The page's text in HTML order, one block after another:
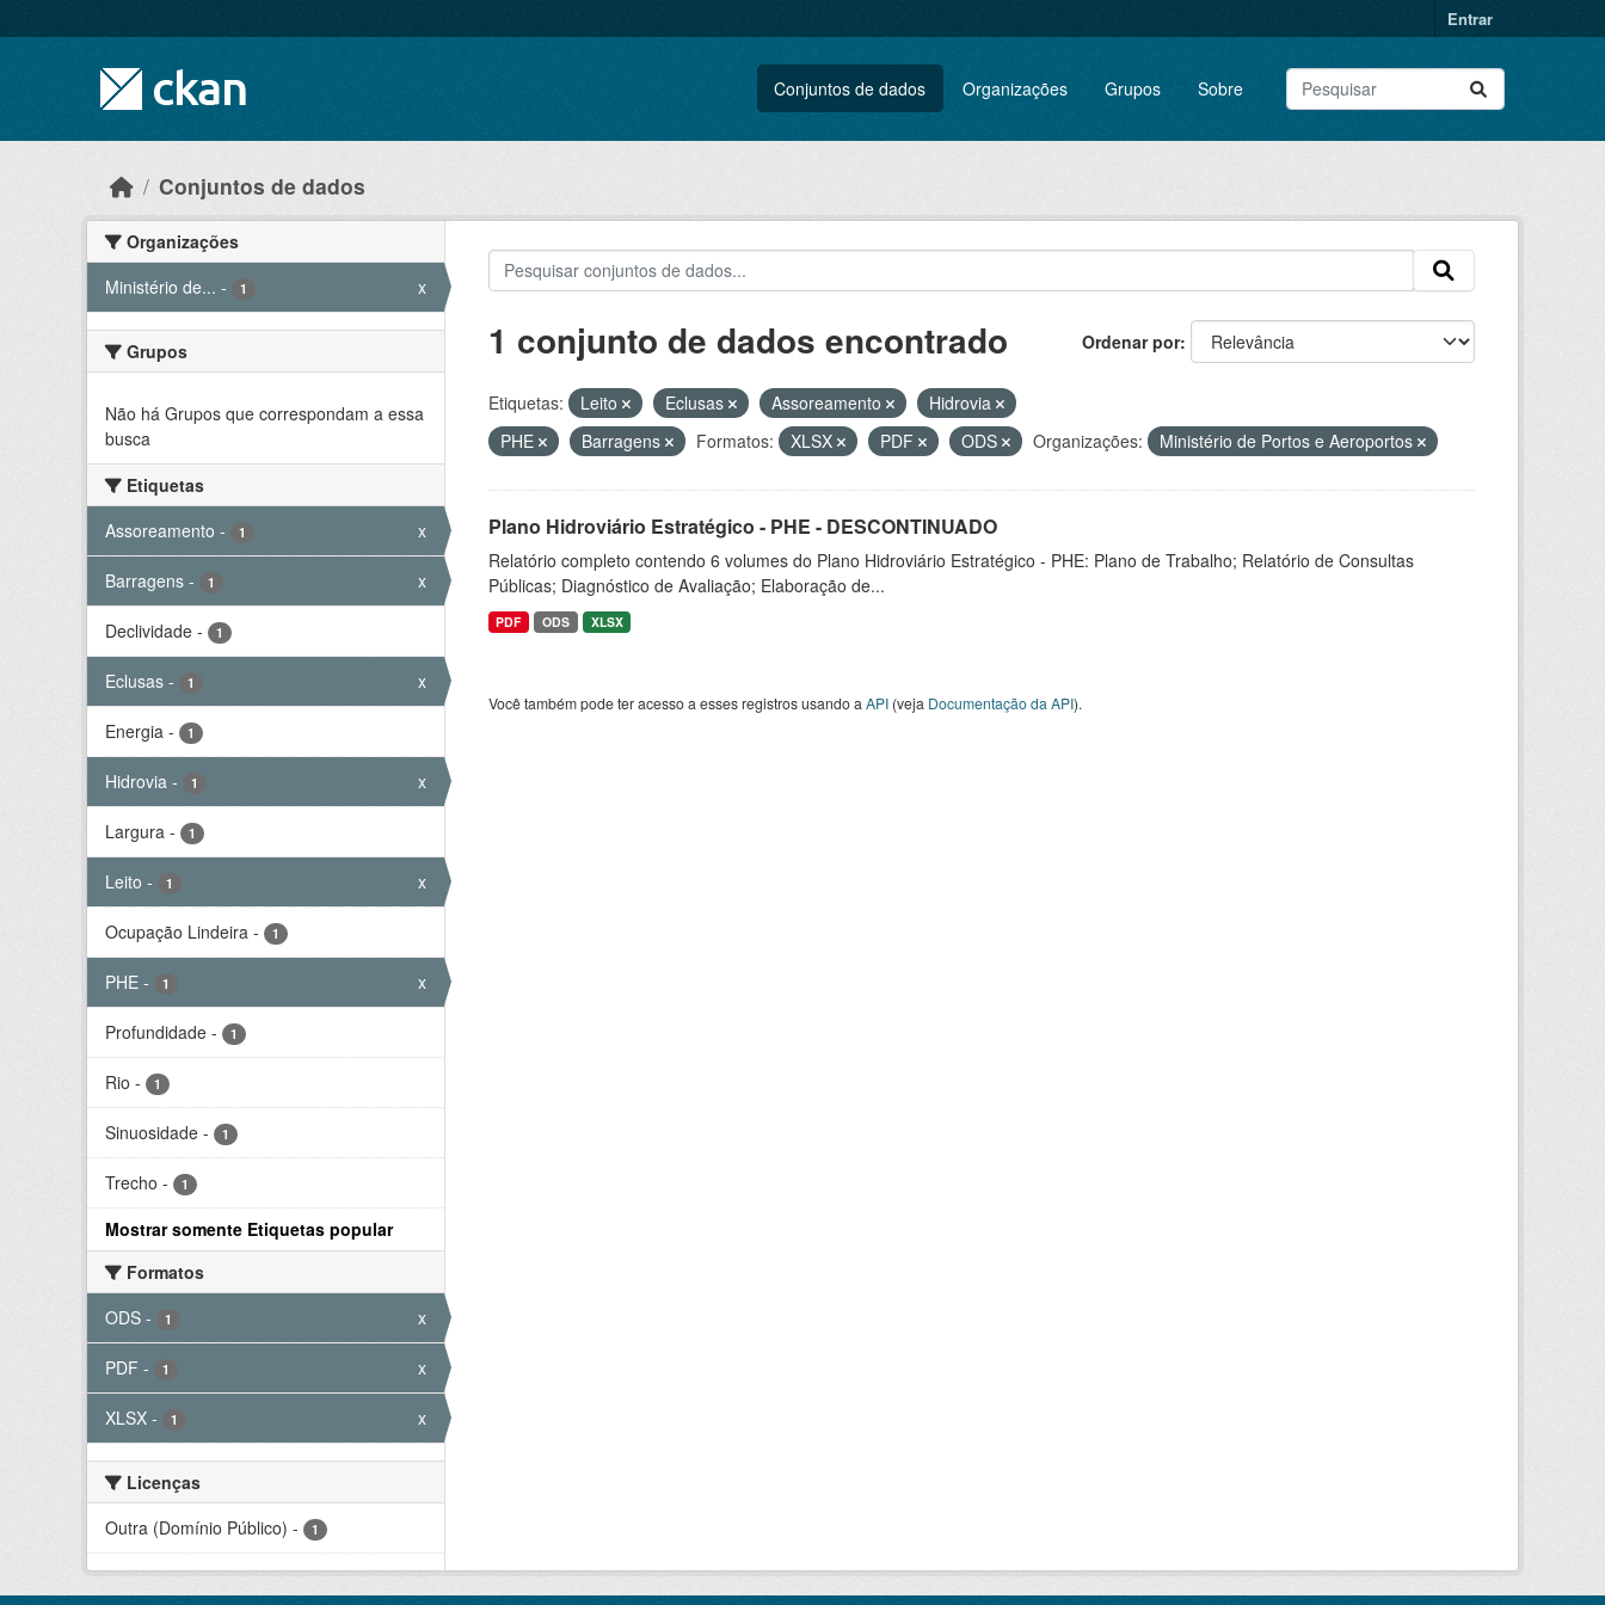
Entrar
Conjuntos de dados Organizações Grupos Sobre
Conjuntos de dados
Organizações
Ministério de... - 1 x
Grupos
Não há Grupos que correspondam a essa
busca
Etiquetas
Assoreamento - 1 x
Barragens - 1 x
Declividade - 1
Eclusas - 1 x
Energia - 1
Hidrovia - 1 x
Largura - 1
Leito - 1 x
Ocupação Lindeira - 1
PHE - 1 x
Profundidade - 1
Rio - 1
Sinuosidade - 1
Trecho - 1
Mostrar somente Etiquetas popular
Formatos
ODS - 1 x
PDF - 1 x
XLSX - 1 x
Licenças
Outra (Domínio Público) - 1
Ordenar por
1 conjunto de dados encontrado
Etiquetas: Leito Eclusas Assoreamento
Hidrovia
PHE
Barragens Formatos: XLSX PDF ODS Organizações: Ministério de Portos e Aeroportos
Plano Hidroviário Estratégico - PHE - DESCONTINUADO
Relatório completo contendo 6 volumes do Plano Hidroviário Estratégico - PHE: Plano de Trabalho; Relatório de Consultas
Públicas; Diagnóstico de Avaliação; Elaboração de...
PDF ODS XLSX
Você também pode ter acesso a esses registros usando a API(veja Documentação da API).